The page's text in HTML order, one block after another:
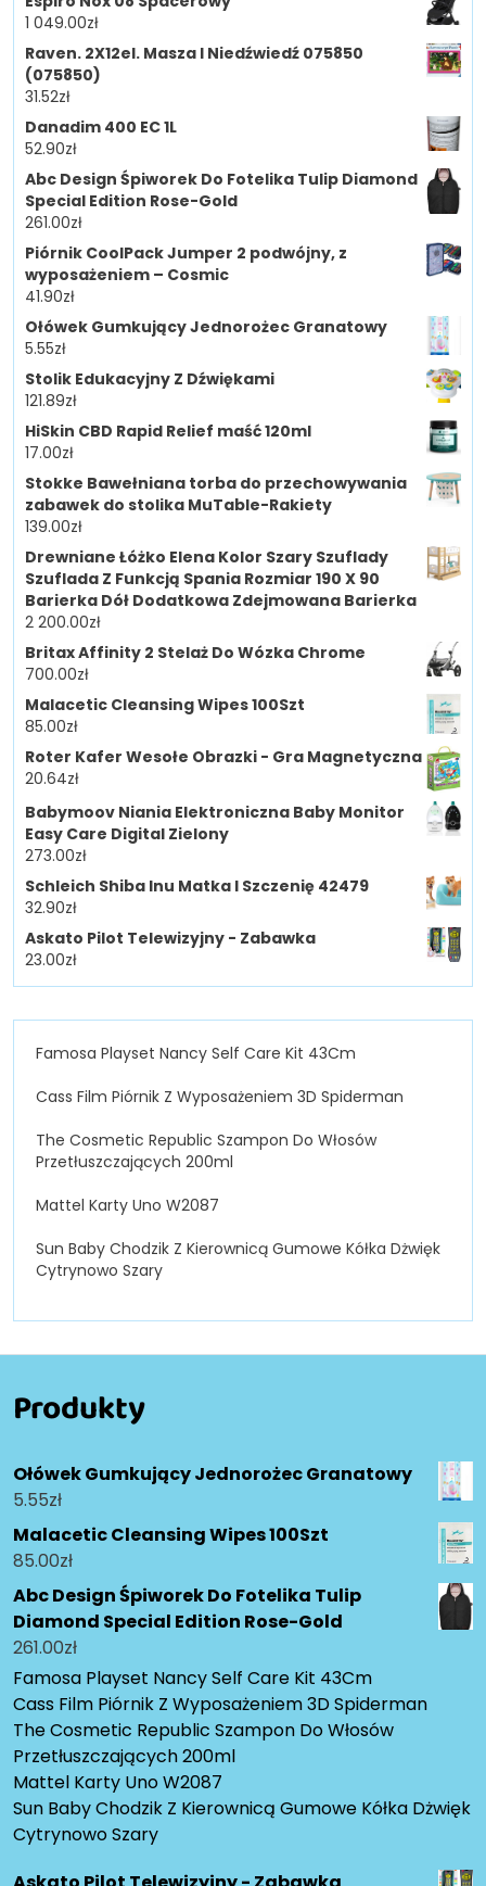
1 049.00zł
Raven. 2X12el. Masza I Niedźwiedź 075850
(075850)
31.52zł
Danadim 400 EC 1L
52.90zł
Abc Design Śpiworek Do Fotelika Tulip Diamond
Special Edition Rose-Gold
261.00zł
Piórnik CoolPack Jumper 2 podwójny, z
wyposażeniem – Cosmic
41.90zł
Ołówek Gumkujący Jednorożec Granatowy
5.55zł
Stolik Edukacyjny Z Dźwiękami
121.89zł
HiSkin CBD Rapid Relief maść 120ml
17.00zł
Stokke Bawełniana torba do przechowywania
zabawek do stolika MuTable-Rakiety
139.00zł
Drewniane Łóżko Elena Kolor Szary Szuflady
Szuflada Z Funkcją Spania Rozmiar 190 X 90
Barierka Dół Dodatkowa Zdejmowana Barierka
2 200.00zł
Britax Affinity 2 Stelaż Do Wózka Chrome
700.00zł
Malacetic Cleansing Wipes 100Szt
85.00zł
Roter Kafer Wesołe Obrazki - Gra Magnetyczna
20.64zł
Babymoov Niania Elektroniczna Baby Monitor
Easy Care Digital Zielony
273.00zł
Schleich Shiba Inu Matka I Szczenię 42479
32.90zł
Askato Pilot Telewizyjny - Zabawka
23.00zł
Famosa Playset Nancy Self Care Kit 43Cm
Cass Film Piórnik Z Wyposażeniem 3D Spiderman
The Cosmetic Republic Szampon Do Włosów
Przetłuszczających 200ml
Mattel Karty Uno W2087
Sun Baby Chodzik Z Kierownicą Gumowe Kółka Dżwięk
Cytrynowo Szary
Produkty
Ołówek Gumkujący Jednorożec Granatowy
5.55zł
Malacetic Cleansing Wipes 100Szt
85.00zł
Abc Design Śpiworek Do Fotelika Tulip
Diamond Special Edition Rose-Gold
261.00zł
Famosa Playset Nancy Self Care Kit 43Cm
Cass Film Piórnik Z Wyposażeniem 3D Spiderman
The Cosmetic Republic Szampon Do Włosów
Przetłuszczających 200ml
Mattel Karty Uno W2087
Sun Baby Chodzik Z Kierownicą Gumowe Kółka Dżwięk
Cytrynowo Szary